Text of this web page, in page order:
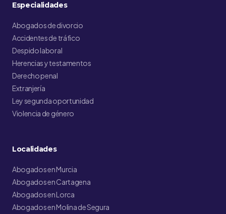
Especialidades
Abogados de divorcio
Accidentes de tráfico
Despido laboral
Herencias y testamentos
Derecho penal
Extranjería
Ley segunda oportunidad
Violencia de género
Localidades
Abogados en Murcia
Abogados en Cartagena
Abogados en Lorca
Abogados en Molina de Segura